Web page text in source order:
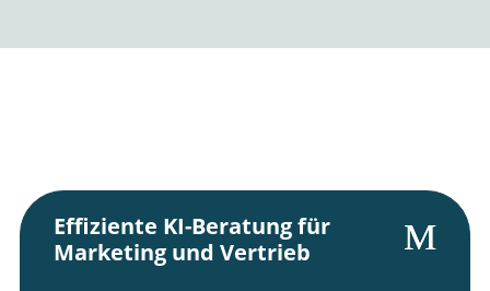
Effiziente KI-Beratung für
Marketing und Vertrieb